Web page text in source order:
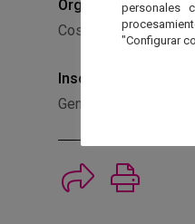
Organiza
Cosmolarium de
Inscripción
General: 25 € - Niños
personales
"Configurar